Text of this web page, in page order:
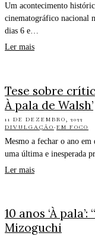
Um acontecimento
cinematográfico nacional
dias 6 e…
Ler mais
Tese sobre
À pala de Walsh’
11 DE DEZEMBRO, 2022
DIVULGAÇÃO·EM FOCO
Mesmo a fechar o ano em
uma última e inesperada
Ler mais
10 anos ‘À
Mizoguchi